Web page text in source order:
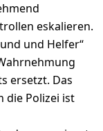
eskalieren.
und Helfer“
ersetzt. Das
die Polizei ist